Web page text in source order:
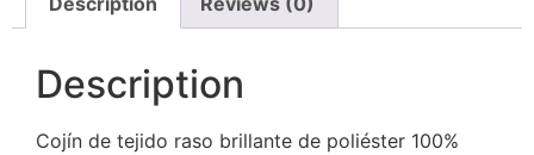
Description
Cojín de tejido raso brillante de poliéster 100%